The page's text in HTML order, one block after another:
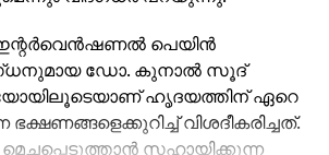
ഇന്റര്‍വെന്‍ഷണല്‍ പെയിന്‍
ഡോ. കുനാല്‍ സൂദ്
ഹൃദയത്തിന് ഏറെ
വിശദീകരിച്ചത്.
സഹായിക്കുന്ന